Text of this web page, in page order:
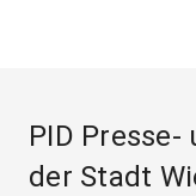
PID
der Stadt